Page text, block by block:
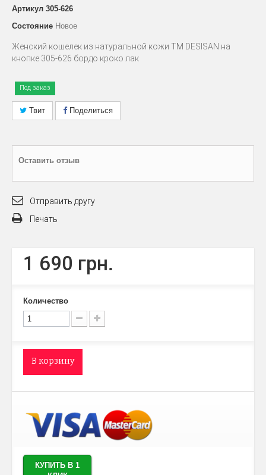
Артикул 305-626
Состояние Новое
Женский кошелек из натуральной кожи ТМ DESISAN на
кнопке 305-626 бордо кроко лак
Под заказ
Твит Поделиться
Оставить отзыв
Отправить другу
Печать
1 690 грн.
Количество
В корзину
КУПИТЬ В 1